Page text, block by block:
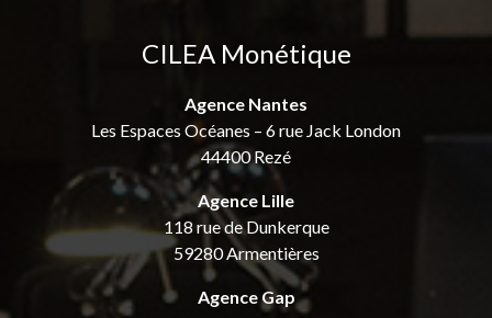
CILEA Monétique
Agence Nantes
Les Espaces Océanes – 6 rue Jack London
44400 Rezé
Agence Lille
118 rue de Dunkerque
59280 Armentières
Agence Gap